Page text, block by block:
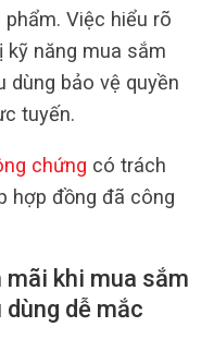
Việc hiểu rõ
kỹ năng mua sắm
dùng bảo vệ quyền
tuyến.
chứng có trách
hợp đồng đã công
mãi khi mua sắm
dễ mắc